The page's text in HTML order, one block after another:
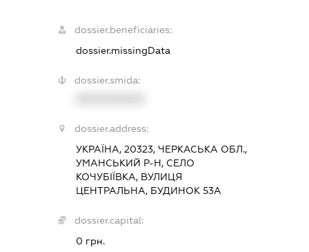
dossier.beneficiaries:
dossier.missingData
dossier.smida:
dossier.address:
УКРАЇНА, 20323, ЧЕРКАСЬКА ОБЛ.,
УМАНСЬКИЙ Р-Н, СЕЛО
КОЧУБІЇВКА, ВУЛИЦЯ
ЦЕНТРАЛЬНА, БУДИНОК 53А
dossier.capital:
0 грн.